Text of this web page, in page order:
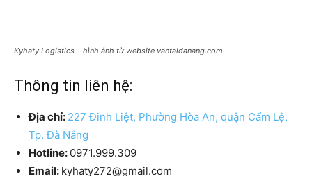
Kyhaty Logistics – hình ảnh từ website vantaidanang.com
Thông tin liên hệ:
Địa chỉ: 227 Đinh Liệt, Phường Hòa An, quận Cẩm Lệ,
Tp. Đà Nẵng
Hotline: 0971.999.309
Email: kyhaty272@gmail.com